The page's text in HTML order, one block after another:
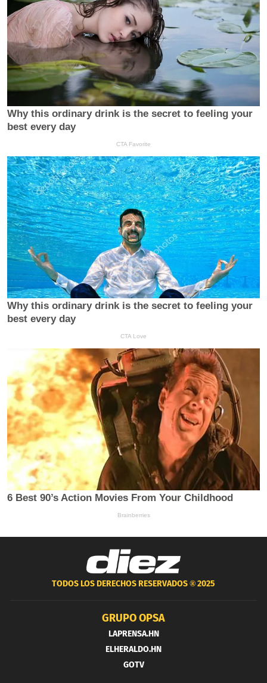
TODOS LOS DERECHOS RESERVADOS ®2025
GRUPO OPSA
LAPRENSA.HN
ELHERALDO.HN
GOTV